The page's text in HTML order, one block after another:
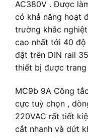
AC380V . Được
có khả năng hoạt
trường khắc
cao nhất tới 40 độ
đặt trên DIN rail
thiết bị được trang
MC9b 9A Công
cực tuỳ chọn ,
220VAC rất tiết
cắt nhanh và dứt